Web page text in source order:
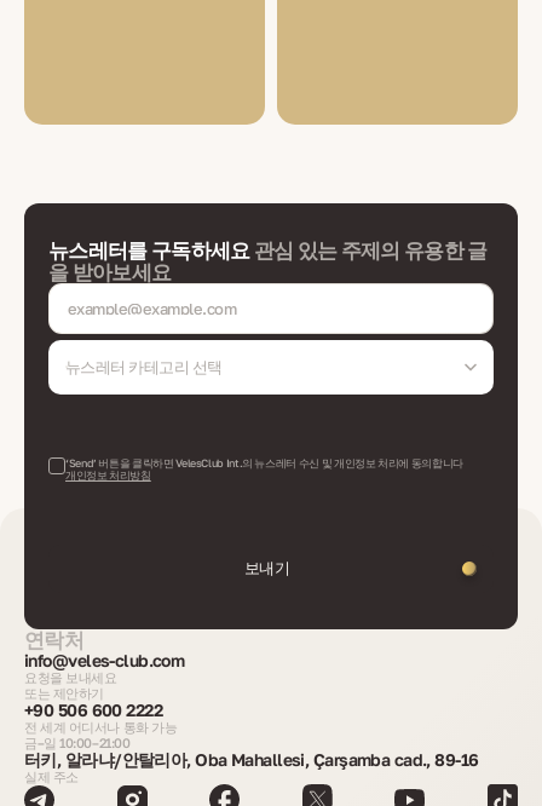
뉴스레터를 구독하세요 관심 있는 주제의 유용한 글
을 받아보세요
뉴스레터 카테고리 선택
‘Send’ 버튼을 클릭하면 VelesClub Int.의 뉴스레터 수신 및 개인정보 처리에 동의합니다
개인정보 처리방침
보내기
연락처
info@veles-club.com
요청을 보내세요
또는 제안하기
+90 506 600 2222
전 세계 어디서나 통화 가능
금–일 10:00–21:00
터키, 알라냐/안탈리아, Oba Mahallesi, Çarşamba cad., 89-16
실제 주소